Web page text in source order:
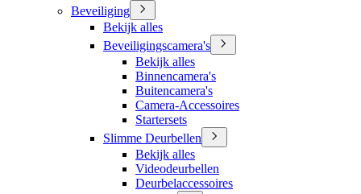
Beveiliging
Bekijk alles
Beveiligingscamera's
Bekijk alles
Binnencamera's
Buitencamera's
Camera-Accessoires
Startersets
Slimme Deurbellen
Bekijk alles
Videodeurbellen
Deurbelaccessoires